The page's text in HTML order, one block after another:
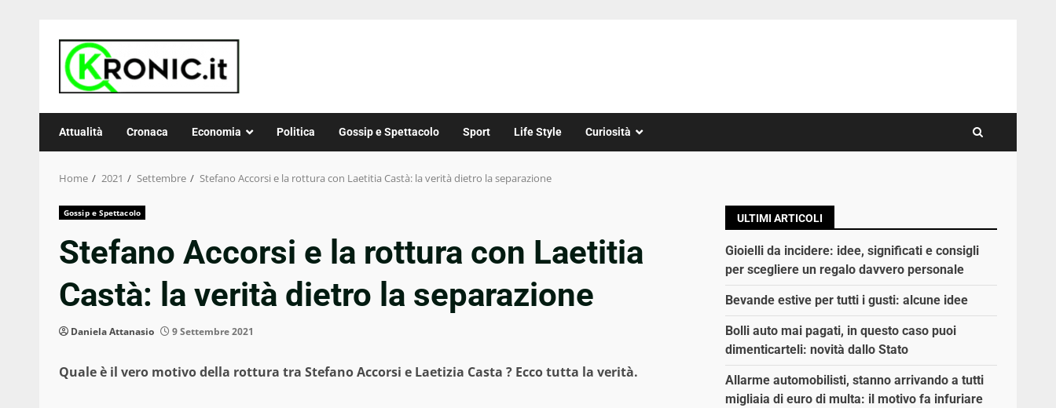
content
Attualità Cronaca Economia Politica Gossip e Spettacolo Sport Life Style Curiosità
Home 2021 Settembre Stefano Accorsi e la rottura con Laetitia Castà: la verità dietro la separazione
Gossip e Spettacolo
Stefano Accorsi e la rottura con Laetitia
Castà: la verità dietro la separazione
Daniela Attanasio 9 Settembre 2021
Quale è il vero motivo della rottura tra Stefano Accorsi e Laetizia Casta ? Ecco tutta la verità.
ULTIMI ARTICOLI
Gioielli da incidere: idee, significati e consigli
per scegliere un regalo davvero personale
Bevande estive per tutti i gusti: alcune idee
Bolli auto mai pagati, in questo caso puoi
dimenticarteli: novità dallo Stato
Allarme automobilisti, stanno arrivando a tutti
migliaia di euro di multa: il motivo fa infuriare